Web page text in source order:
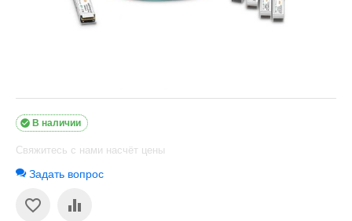
В наличии

Свяжитесь с нами насчёт цены
Задать вопрос